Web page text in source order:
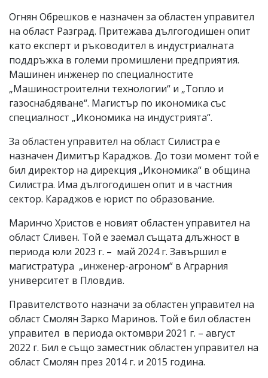
Огнян Обрешков е назначен за областен управител
на област Разград. Притежава дългогодишен опит
като експерт и ръководител в индустриалната
поддръжка в големи промишлени предприятия.
Машинен инженер по специалностите
„Машиностроителни технологии“ и „Топло и
газоснабдяване“. Магистър по икономика със
специалност „Икономика на индустрията“.
За областен управител на област Силистра е
назначен Димитър Караджов. До този момент той е
бил директор на дирекция „Икономика“ в община
Силистра. Има дългогодишен опит и в частния
сектор. Караджов е юрист по образование.
Маринчо Христов е новият областен управител на
област Сливен. Той е заемал същата длъжност в
периода юли 2023 г. – май 2024 г. Завършил е
магистратура „инженер-агроном“ в Аграрния
университет в Пловдив.
Правителството назначи за областен управител на
област Смолян Зарко Маринов. Той е бил областен
управител в периода октомври 2021 г. – август
2022 г. Бил е също заместник областен управител на
област Смолян през 2014 г. и 2015 година.